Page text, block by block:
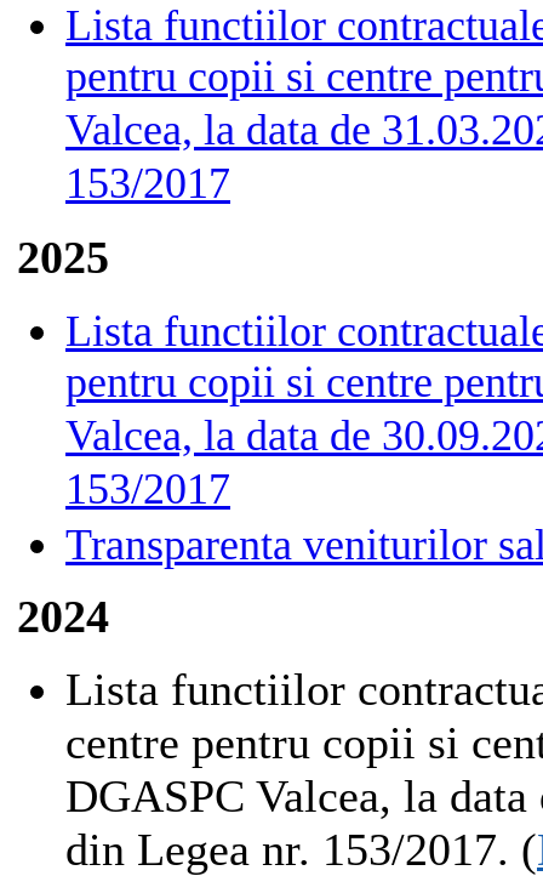
Lista functiilor
pentru copii si centre
Valcea, la data de
153/2017
2025
Lista functiilor
pentru copii si centre
Valcea, la data de
153/2017
Transparenta veniturilor
2024
Lista functiilor
centre pentru copii si
DGASPC Valcea, la
din Legea nr. 153/2017. (